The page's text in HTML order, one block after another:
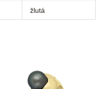
žlutá